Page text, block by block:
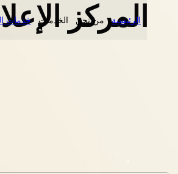
الرئيسية من نحن الخدمات خدمات المركز